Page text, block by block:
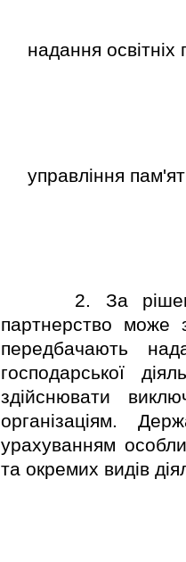
надання освiтнiх
управлiння
2. За рiшенням
партнерство може
передбачають
господарської
здiйснювати
органiзацiям.
урахуванням
та окремих видiв